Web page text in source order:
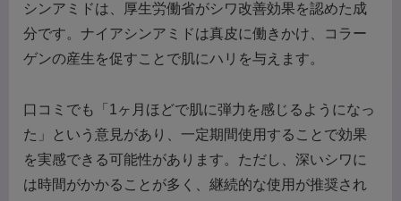
シンアミドは、厚生労働省がシワ改善効果を認めた成
分です。ナイアシンアミドは真皮に働きかけ、コラー
ゲンの産生を促すことで肌にハリを与えます。
口コミでも「1ヶ月ほどで肌に弾力を感じるようになっ
た」という意見があり、一定期間使用することで効果
を実感できる可能性があります。ただし、深いシワに
は時間がかかることが多く、継続的な使用が推奨され